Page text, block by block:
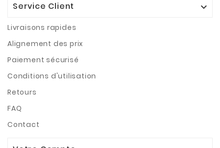
Service Client 
Livraisons rapides
Alignement des prix
Paiement sécurisé
Conditions d'utilisation
Retours
FAQ
Contact